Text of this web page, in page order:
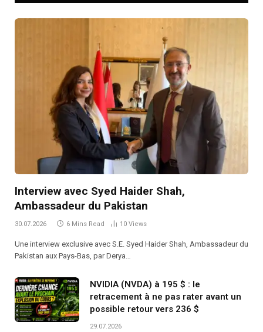
Interview avec Syed Haider Shah,
Ambassadeur du Pakistan
30.07.2026 6 Mins Read 10 Views
Une interview exclusive avec S.E. Syed Haider Shah, Ambassadeur du
Pakistan aux Pays-Bas, par Derya…
NVIDIA (NVDA) à 195 $ : le
retracement à ne pas rater avant un
possible retour vers 236 $
29.07.2026